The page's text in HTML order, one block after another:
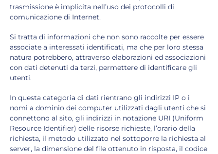
trasmissione è implicita nell’uso dei protocolli di
comunicazione di Internet.
Si tratta di informazioni che non sono raccolte per essere
associate a interessati identificati, ma che per loro stessa
natura potrebbero, attraverso elaborazioni ed associazioni
con dati detenuti da terzi, permettere di identificare gli
utenti.
In questa categoria di dati rientrano gli indirizzi IP o i
nomi a dominio dei computer utilizzati dagli utenti che si
connettono al sito, gli indirizzi in notazione URI (Uniform
Resource Identifier) delle risorse richieste, l’orario della
richiesta, il metodo utilizzato nel sottoporre la richiesta al
server, la dimensione del file ottenuto in risposta, il codice